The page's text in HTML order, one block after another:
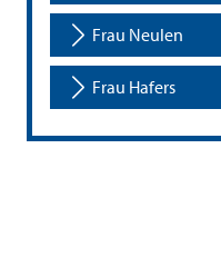
Frau Neulen
Frau Hafers